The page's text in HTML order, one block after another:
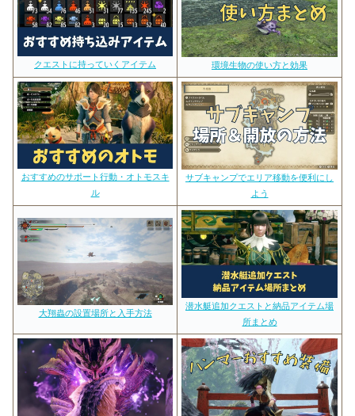
クエストに持っていくアイテム 環境生物の使い方と効果
おすすめのサポート行動・オトモスキ
ル
サブキャンプでエリア移動を便利にし
よう
大翔蟲の設置場所と入手方法
潜水艇追加クエストと納品アイテム場
所まとめ